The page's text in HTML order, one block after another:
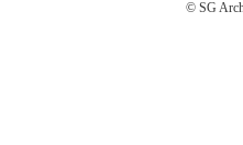
© SG